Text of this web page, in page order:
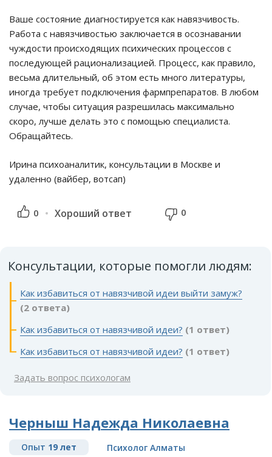
Ваше состояние диагностируется как навязчивость.
Работа с навязчивостью заключается в осознавании
чуждости происходящих психических процессов с
последующей рационализацией. Процесс, как правило,
весьма длительный, об этом есть много литературы,
иногда требует подключения фармпрепаратов. В любом
случае, чтобы ситуация разрешилась максимально
скоро, лучше делать это с помощью специалиста.
Обращайтесь.
Ирина психоаналитик, консультации в Москве и
удаленно (вайбер, вотсап)
0 Хороший ответ 0
Консультации, которые помогли людям:
Как избавиться от навязчивой идеи выйти замуж?
(2 ответа)
Как избавиться от навязчивой идеи? (1 ответ)
Как избавиться от навязчивой идеи? (1 ответ)
Задать вопрос психологам
Черныш Надежда Николаевна
Опыт 19 лет Психолог Алматы